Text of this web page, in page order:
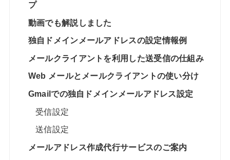
プ
動画でも解説しました
独自ドメインメールアドレスの設定情報例
メールクライアントを利用した送受信の仕組み
Web メールとメールクライアントの使い分け
Gmailでの独自ドメインメールアドレス設定
受信設定
送信設定
メールアドレス作成代行サービスのご案内